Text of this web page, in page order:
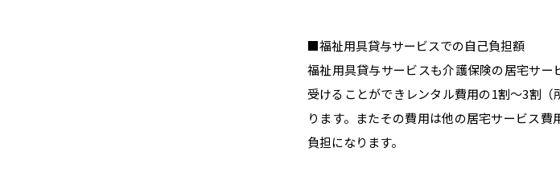
■福祉用具貸与サービスでの自己負担額
福祉用具貸与サービスも介護保険の居宅サ
受けることができレンタル費用の1割～3割
ります。またその費用は他の居宅サービス
負担になります。